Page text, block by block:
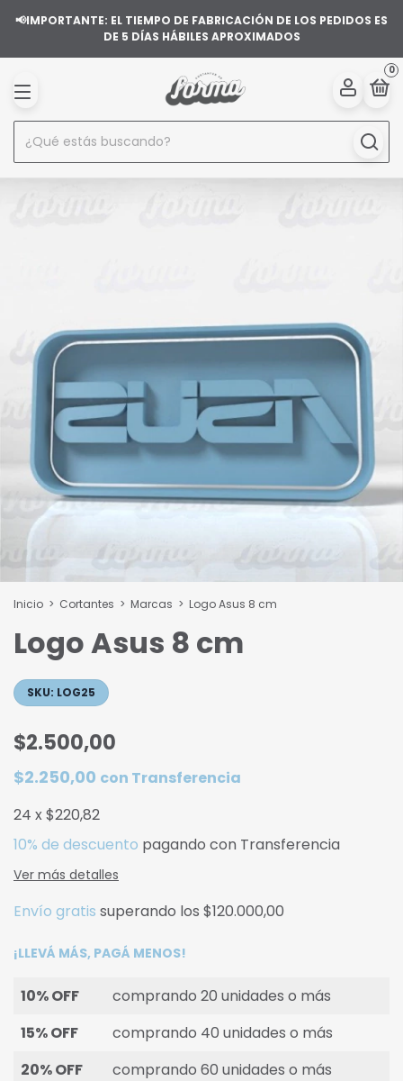
📢IMPORTANTE: EL TIEMPO DE FABRICACIÓN DE LOS PEDIDOS ES
DE 5 DÍAS HÁBILES APROXIMADOS
0
Inicio > Cortantes > Marcas > Logo Asus 8 cm
Logo Asus 8 cm
SKU: LOG25
$2.500,00
$2.250,00 con Transferencia
24 x$220,82
10% de descuento pagando con Transferencia
Ver más detalles
Envío gratis superando los $120.000,00
¡LLEVÁ MÁS, PAGÁ MENOS!
10% OFF
comprando 20 unidades o más
15% OFF
comprando 40 unidades o más
20% OFF
comprando 60 unidades o más